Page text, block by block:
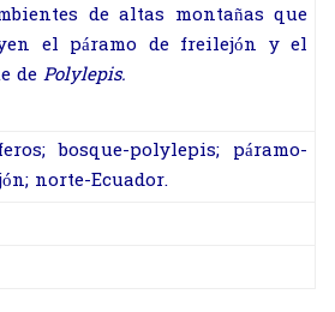
de altas montañas que
el páramo de freilejón y el
de Polylepis.
bosque-polylepis; páramo-
norte-Ecuador.